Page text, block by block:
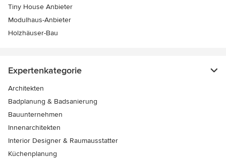
Tiny House Anbieter
Modulhaus-Anbieter
Holzhäuser-Bau
Expertenkategorie
Architekten
Badplanung & Badsanierung
Bauunternehmen
Innenarchitekten
Interior Designer & Raumausstatter
Küchenplanung